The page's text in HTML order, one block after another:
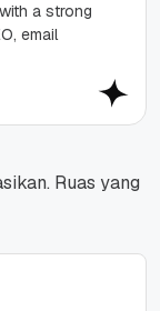
a strong
email
Ruas yang